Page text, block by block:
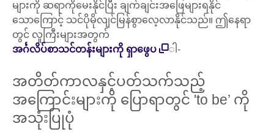
များကို ဆရာကိုမေးနိုင်ပြီး ချက်ချင်းအဖြေများရနိုင်
သောကြောင့် သင်ပိုမိုလျင်မြန်စွာလေ့လာနိုင်သည်။ ဤနေရာ
တွင် လူကြီးများအတွက်
အင်္ဂလိပ်စာသင်တန်းများကို ရှာဖွေပ
ါ-
အတိတ်ကာလနှင့်ပတ်သက်သည့်
အကြောင်းများကို ပြောရာတွင် 'to be’ ကို
အသုံးပြုပုံ